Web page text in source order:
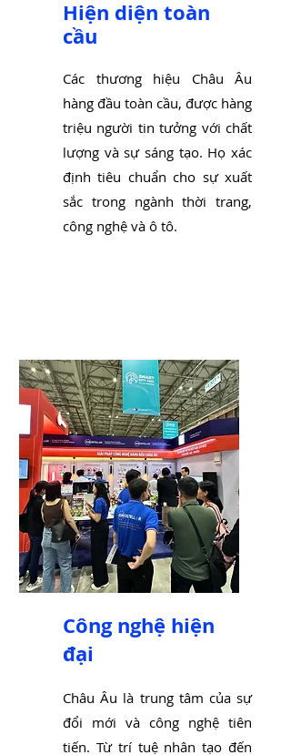
Hiện diện toàn
cầu
Các thương hiệu Châu Âu
hàng đầu toàn cầu, được hàng
triệu người tin tưởng với chất
lượng và sự sáng tạo. Họ xác
định tiêu chuẩn cho sự xuất
sắc trong ngành thời trang,
công nghệ và ô tô.
Công nghệ hiện
đại
Châu Âu là trung tâm của sự
đổi mới và công nghệ tiên
tiến. Từ trí tuệ nhân tạo đến